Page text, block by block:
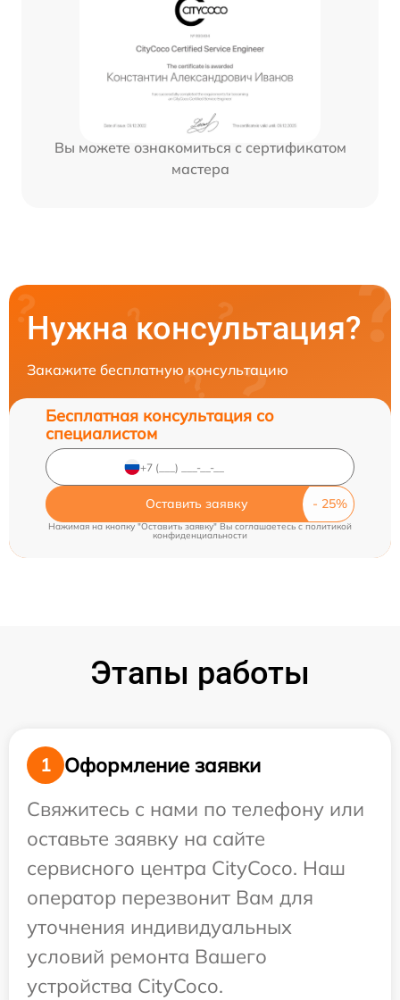
Вы можете ознакомиться с сертификатом
мастера
Нужна консультация?
Закажите бесплатную консультацию
Бесплатная консультация со
специалистом
Оставить заявку
Нажимая на кнопку "Оставить заявку" Вы соглашаетесь cполитикой
конфиденциальности
Этапы работы
1
Оформление заявки
Свяжитесь с нами по телефону или
оставьте заявку на сайте
сервисного центра CityCoco. Наш
оператор перезвонит Вам для
уточнения индивидуальных
условий ремонта Вашего
устройства CityCoco.